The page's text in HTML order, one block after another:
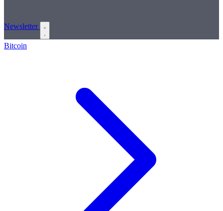
Newsletter
Bitcoin